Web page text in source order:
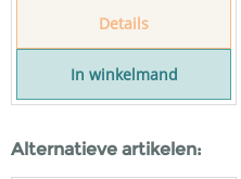
Details
In winkelmand
Alternatieve artikelen: